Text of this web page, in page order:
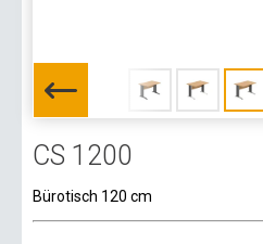
CS 1200
Bürotisch 120 cm